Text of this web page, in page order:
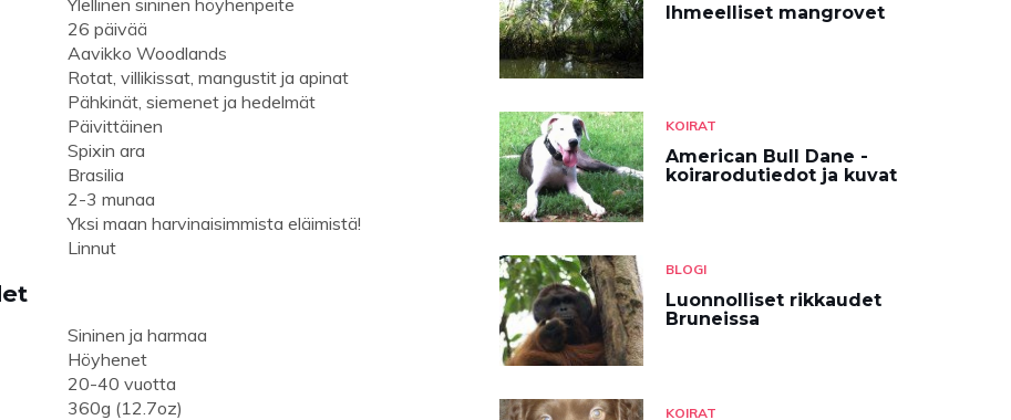
Ylellinen sininen höyhenpeite
26 päivää
Aavikko Woodlands
Rotat, villikissat, mangustit ja apinat
Pähkinät, siemenet ja hedelmät
Päivittäinen
Spixin ara
Brasilia
2-3 munaa
Yksi maan harvinaisimmista eläimistä!
Linnut
Sininen ja harmaa
Höyhenet
20-40 vuotta
360g (12.7oz)
Ihmeelliset mangrovet
KOIRAT
American Bull Dane -
koirarodutiedot ja kuvat
BLOGI
Luonnolliset rikkaudet
Bruneissa
KOIRAT